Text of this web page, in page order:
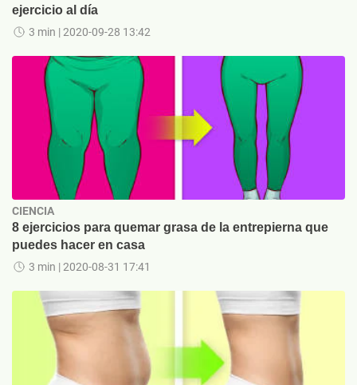
ejercicio al día
3 min | 2020-09-28 13:42
CIENCIA
8 ejercicios para quemar grasa de la entrepierna que
puedes hacer en casa
3 min | 2020-08-31 17:41